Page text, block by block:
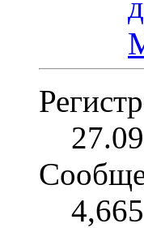
4,665